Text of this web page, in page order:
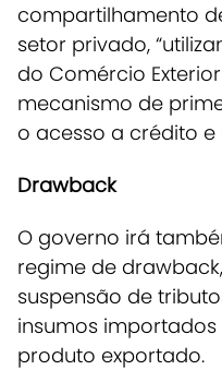
compartilhamento
setor privado,
do Comércio
mecanismo de
o acesso a crédito e
Drawback
O governo irá
regime de drawback
suspensão de
insumos
produto exportado.